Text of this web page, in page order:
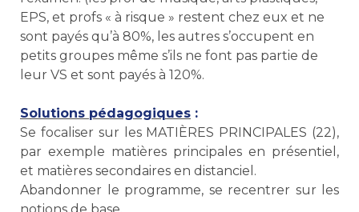
EPS, et profs « à risque » restent chez eux et ne
sont payés qu’à 80%, les autres s’occupent en
petits groupes même s’ils ne font pas partie de
leur VS et sont payés à 120%.
Solutions pédagogiques :
Se focaliser sur les MATIÈRES PRINCIPALES (22),
par exemple matières principales en présentiel,
et matières secondaires en distanciel.
Abandonner le programme, se recentrer sur les